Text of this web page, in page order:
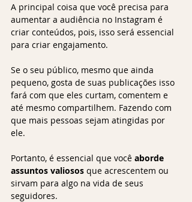
A principal coisa que você precisa para
aumentar a audiência no Instagram é
criar conteúdos, pois, isso será essencial
para criar engajamento.
Se o seu público, mesmo que ainda
pequeno, gosta de suas publicações isso
fará com que eles curtam, comentem e
até mesmo compartilhem. Fazendo com
que mais pessoas sejam atingidas por
ele.
Portanto, é essencial que você aborde
assuntos valiosos que acrescentem ou
sirvam para algo na vida de seus
seguidores.